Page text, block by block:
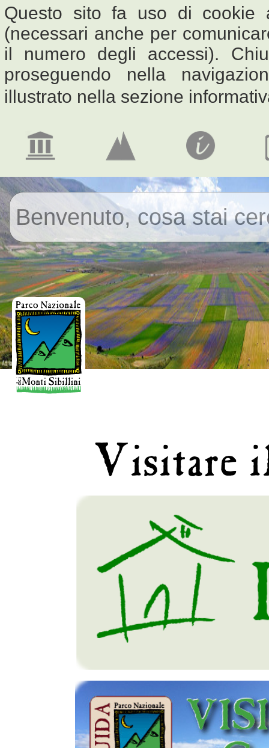
Questo sito fa uso di cookie
(necessari anche per
il numero degli accessi).
proseguendo nella
illustrato nella sezione
Benvenuti
nel sito
web del
Parco
Nazionale
Visitare